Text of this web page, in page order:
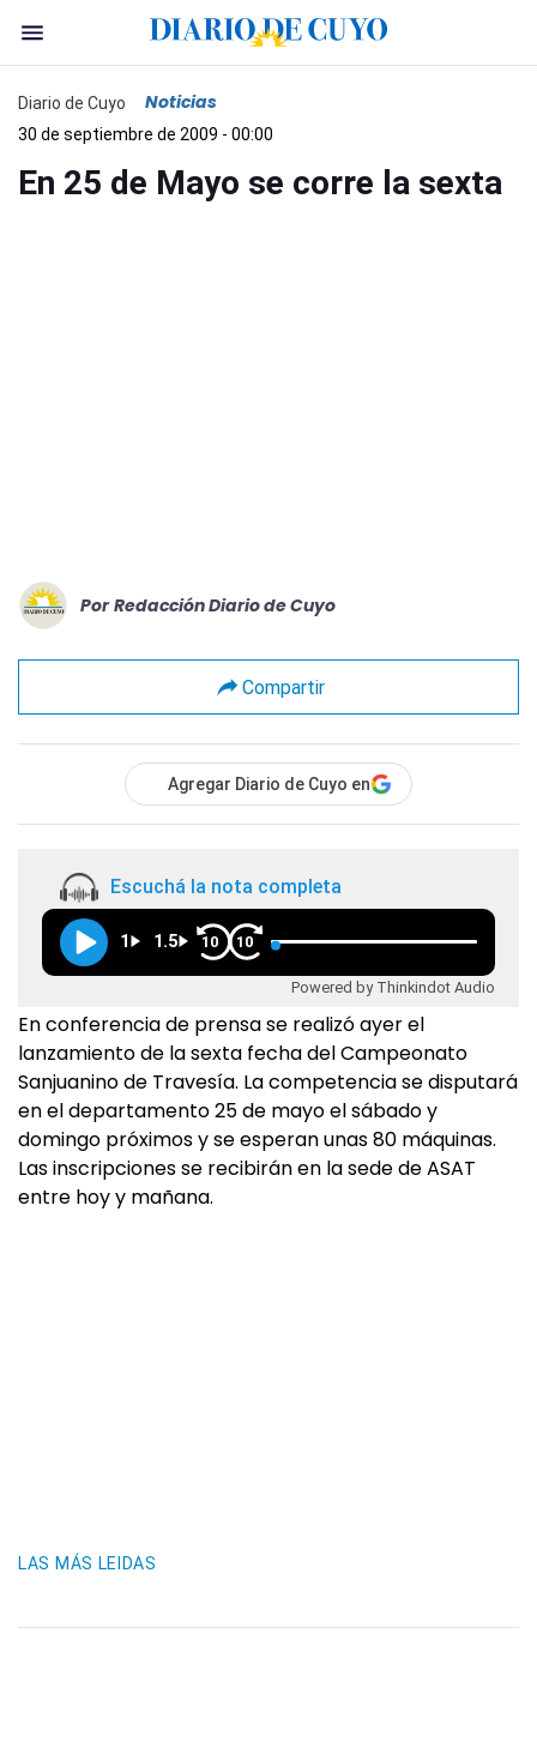
Diario de Cuyo Noticias
30 de septiembre de 2009 - 00:00
En 25 de Mayo se corre la sexta
Por Redacción Diario de Cuyo
Compartir
Agregar Diario de Cuyo en
Escuchá la nota completa
1 1.5 10 10
Powered by Thinkindot Audio
En conferencia de prensa se realizó ayer el
lanzamiento de la sexta fecha del Campeonato
Sanjuanino de Travesía. La competencia se disputará
en el departamento 25 de mayo el sábado y
domingo próximos y se esperan unas 80 máquinas.
Las inscripciones se recibirán en la sede de ASAT
entre hoy y mañana.
LAS MÁS LEIDAS